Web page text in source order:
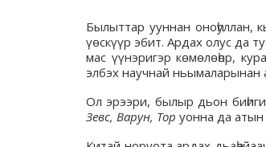
Былыттар ууннан оноһуллан,
үөскүүр эбит. Ардах олус да
мас үүнэригэр көмөлөһөр,
элбэх научнай ньымаларынан
Ол эрээри, былыр дьон
Зевс, Варун, Тор уонна да атын